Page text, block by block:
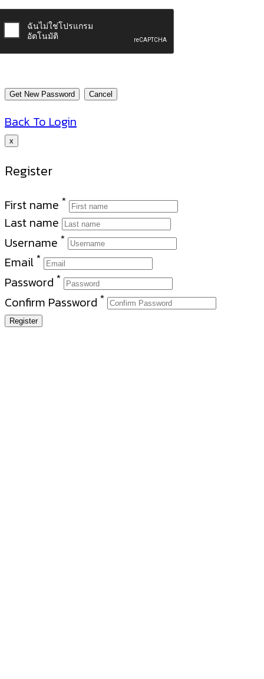
Back To Login
x
Register
First name *
Last name
Username *
Email *
Password *
Confirm Password *
Register